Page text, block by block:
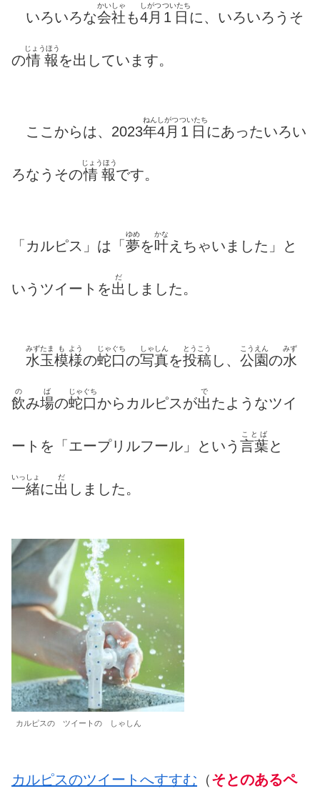
いろいろな会社
かいしゃ
も4月
しがつ
1日
ついたち
に、いろいろうそ
の情報
じょうほう
を出しています。
ここからは、2023年
ねん
4月
しがつ
1日
ついたち
にあったいろい
ろなうその情報
じょうほう
です。
「カルピス」は「 夢
ゆめ
を叶
かな
えちゃいました」と
いうツイートを出
だ
しました。
水玉
みずたま
模
も
様
よう
の蛇口
じゃぐち
の写真
しゃしん
を投稿
とうこう
し、 公園
こうえん
の水
みず
飲
の
み場
ば
の蛇口
じゃぐち
からカルピスが出
で
たようなツイ
ートを「エープリルフール」という 言葉
ことば
と
一緒
いっしょ
に出
だ
しました。
カルピスの ツイートの しゃしん
カルピスのツイートへすすむ （そとのあるペ